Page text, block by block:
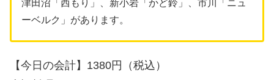
津田沼「西もり」、新小岩「かど鈴」、市川「ニュ
ーベルク」があります。
【今日の会計】1380円（税込）